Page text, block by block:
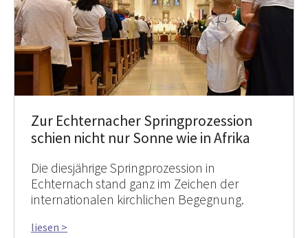
Zur Echternacher Springprozession
schien nicht nur Sonne wie in Afrika
Die diesjährige Springprozession in
Echternach stand ganz im Zeichen der
internationalen kirchlichen Begegnung.
liesen >